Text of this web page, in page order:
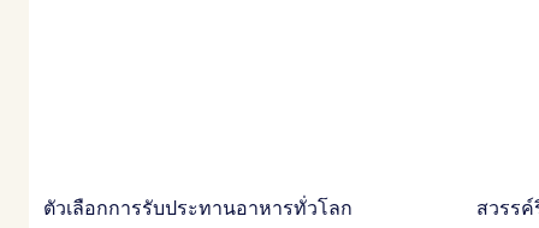
ตัวเลือกการรับประทานอาหารทั่วโลก สวรร